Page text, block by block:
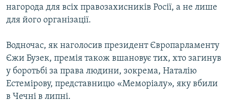
СПЕЦПРОЄКТИ
КРИМ РЕАЛІЇ
РУС
УКР
нагорода для всіх правозахисників Росії, а не лише
для його організації.
Водночас, як наголосив президент Європарламенту
Єжи Бузек, премія також вшановує тих, хто загинув
у боротьбі за права людини, зокрема, Наталію
Естемірову, представницю «Меморіалу», яку вбили
в Чечні в липні.